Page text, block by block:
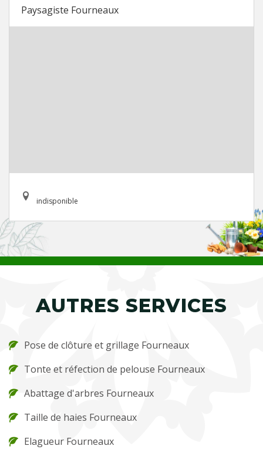
Paysagiste Fourneaux
indisponible
AUTRES SERVICES
Pose de clôture et grillage Fourneaux
Tonte et réfection de pelouse Fourneaux
Abattage d'arbres Fourneaux
Taille de haies Fourneaux
Elagueur Fourneaux